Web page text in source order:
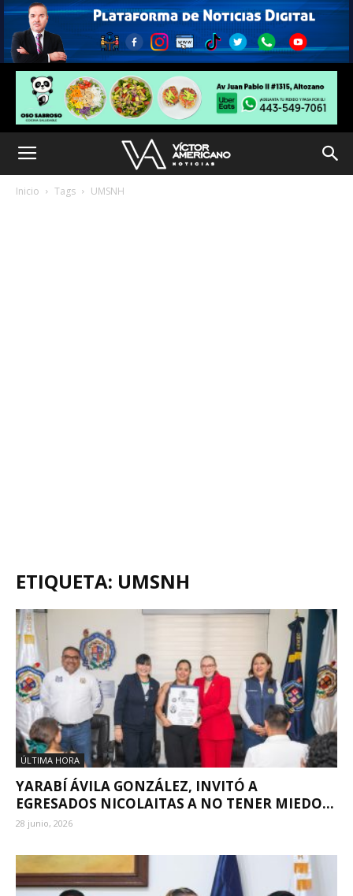
Inicio Tags UMSNH
ETIQUETA: UMSNH
ÚLTIMA HORA
YARABÍ ÁVILA GONZÁLEZ, INVITÓ A
EGRESADOS NICOLAITAS A NO TENER MIEDO...
28 junio, 2026